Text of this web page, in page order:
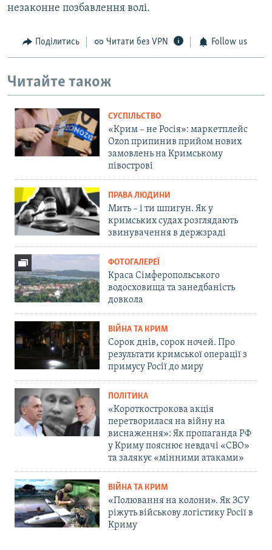
незаконне позбавлення волі.
Поділитись Читати без VPN Follow us
Читайте також
СУСПІЛЬСТВО
«Крим – не Росія»: маркетплейс
Ozon припинив прийом нових
замовлень на Кримському
півострові
ПРАВА ЛЮДИНИ
Мить – і ти шпигун. Як у
кримських судах розглядають
звинувачення в держзраді
ФОТОГАЛЕРЕЇ
Краса Сімферопольського
водосховища та занедбаність
довкола
ВІЙНА ТА КРИМ
Сорок днів, сорок ночей. Про
результати кримської операції з
примусу Росії до миру
ПОЛІТИКА
«Короткострокова акція
перетворилася на війну на
виснаження»: Як пропаганда РФ
у Криму пояснює невдачі «СВО»
та залякує «мінними атаками»
ВІЙНА ТА КРИМ
«Полювання на колони». Як ЗСУ
ріжуть військову логістику Росії в
Криму